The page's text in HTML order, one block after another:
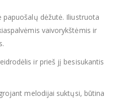
papuošalų dėžutė. Iliustruota
vaivorykštėmis ir
ir prieš jį besisukantis
melodijai suktųsi, būtina